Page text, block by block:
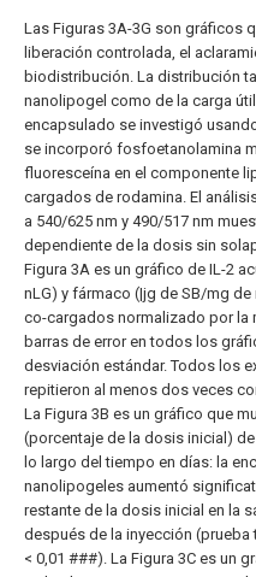
Las Figuras 3A-3G son gráficos
liberación controlada, el
biodistribución. La distribución
nanolipogel como de la carga
encapsulado se investigó
se incorporó fosfoetanolamina
fluoresceína en el componente
cargados de rodamina. El
a 540/625 nm y 490/517 nm
dependiente de la dosis sin
Figura 3A es un gráfico de IL-2
nLG) y fármaco (|jg de SB/mg
co-cargados normalizado por la
barras de error en todos los
desviación estándar. Todos los
repitieron al menos dos veces
La Figura 3B es un gráfico que
(porcentaje de la dosis inicial)
lo largo del tiempo en días: la
nanolipogeles aumentó
restante de la dosis inicial en la
después de la inyección
< 0,01 ###). La Figura 3C es un